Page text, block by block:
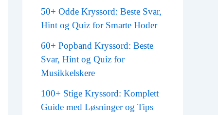
50+ Odde Kryssord: Beste Svar,
Hint og Quiz for Smarte Hoder
60+ Popband Kryssord: Beste
Svar, Hint og Quiz for
Musikkelskere
100+ Stige Kryssord: Komplett
Guide med Løsninger og Tips